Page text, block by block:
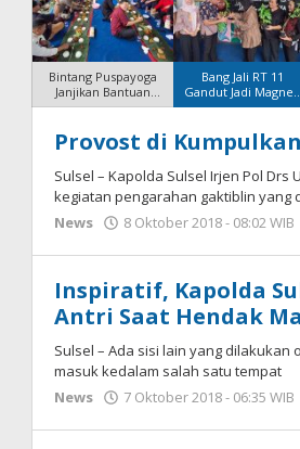
Bintang Puspayoga
Janjikan Bantuan
Buku, Bang
Bang Jali RT 11
Gandut Jadi
Risma, Pu
MSN
Bali
Provost di
Sulsel – Kapolda Sulsel Irjen Pol
kegiatan pengarahan gaktiblin yang
News
8 Oktober 2018 - 08:02 WIB
Inspiratif, Kapolda
Antri Saat Hendak
Sulsel – Ada sisi lain yang
masuk kedalam salah satu tempat
News
7 Oktober 2018 - 06:35 WIB